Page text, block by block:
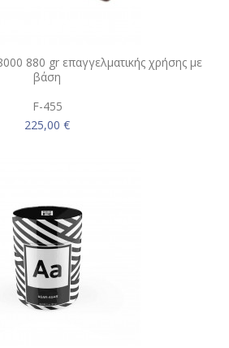
880 gr επαγγελματικής χρήσης με
βάση
F-455
225,00 €